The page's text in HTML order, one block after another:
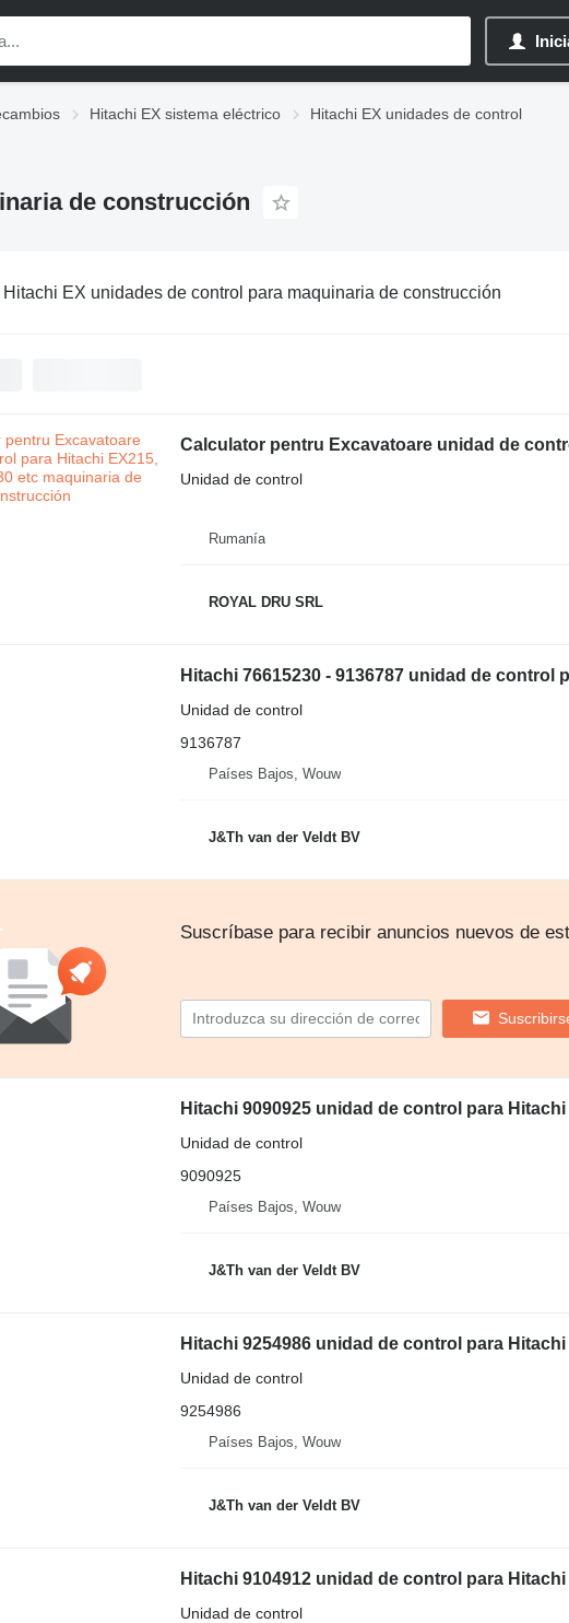
Hitachi EX sistema eléctrico
Hitachi EX unidades de control
de construcción
Hitachi EX unidades de control para maquinaria de construcción
Unidad de control
Rumanía
ROYAL DRU SRL
Hitachi 76615230 - 9136787 unidad de control
Unidad de control
9136787
Países Bajos, Wouw
J&Th van der Veldt BV
Suscríbase para recibir anuncios nuevos de
Hitachi 9090925 unidad de control para
Unidad de control
9090925
Países Bajos, Wouw
J&Th van der Veldt BV
Hitachi 9254986 unidad de control para
Unidad de control
9254986
Países Bajos, Wouw
J&Th van der Veldt BV
Hitachi 9104912 unidad de control para
Unidad de control